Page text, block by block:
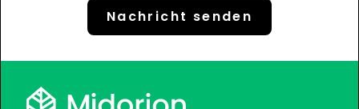
Nachricht senden